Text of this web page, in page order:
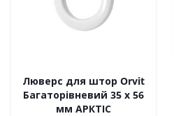
Люверс для штор Orvit
Багаторівневий 35 х 56
мм АРКТІС